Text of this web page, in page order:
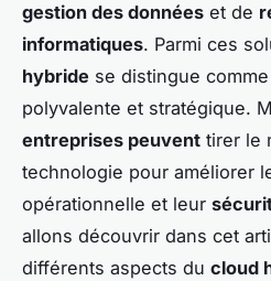
gestion des données et de
informatiques. Parmi ces
hybride se distingue
polyvalente et stratégique.
entreprises peuvent tirer le
technologie pour améliorer
opérationnelle et leur
allons découvrir dans cet
différents aspects du cloud